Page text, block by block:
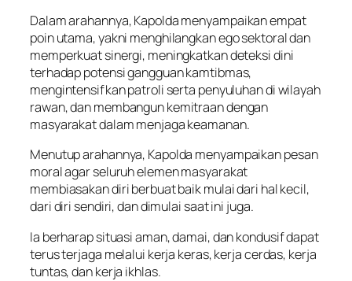
Dalam arahannya, Kapolda menyampaikan empat
poin utama, yakni menghilangkan ego sektoral dan
memperkuat sinergi, meningkatkan deteksi dini
terhadap potensi gangguan kamtibmas,
mengintensifkan patroli serta penyuluhan di wilayah
rawan, dan membangun kemitraan dengan
masyarakat dalam menjaga keamanan.
Menutup arahannya, Kapolda menyampaikan pesan
moral agar seluruh elemen masyarakat
membiasakan diri berbuat baik mulai dari hal kecil,
dari diri sendiri, dan dimulai saat ini juga.
Ia berharap situasi aman, damai, dan kondusif dapat
terus terjaga melalui kerja keras, kerja cerdas, kerja
tuntas, dan kerja ikhlas.